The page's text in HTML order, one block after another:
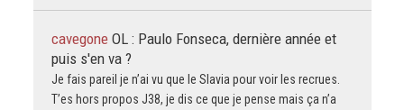
cavegone OL : Paulo Fonseca, dernière année et
puis s'en va ?
Je fais pareil je n’ai vu que le Slavia pour voir les recrues.
T’es hors propos J38, je dis ce que je pense mais ça n’a